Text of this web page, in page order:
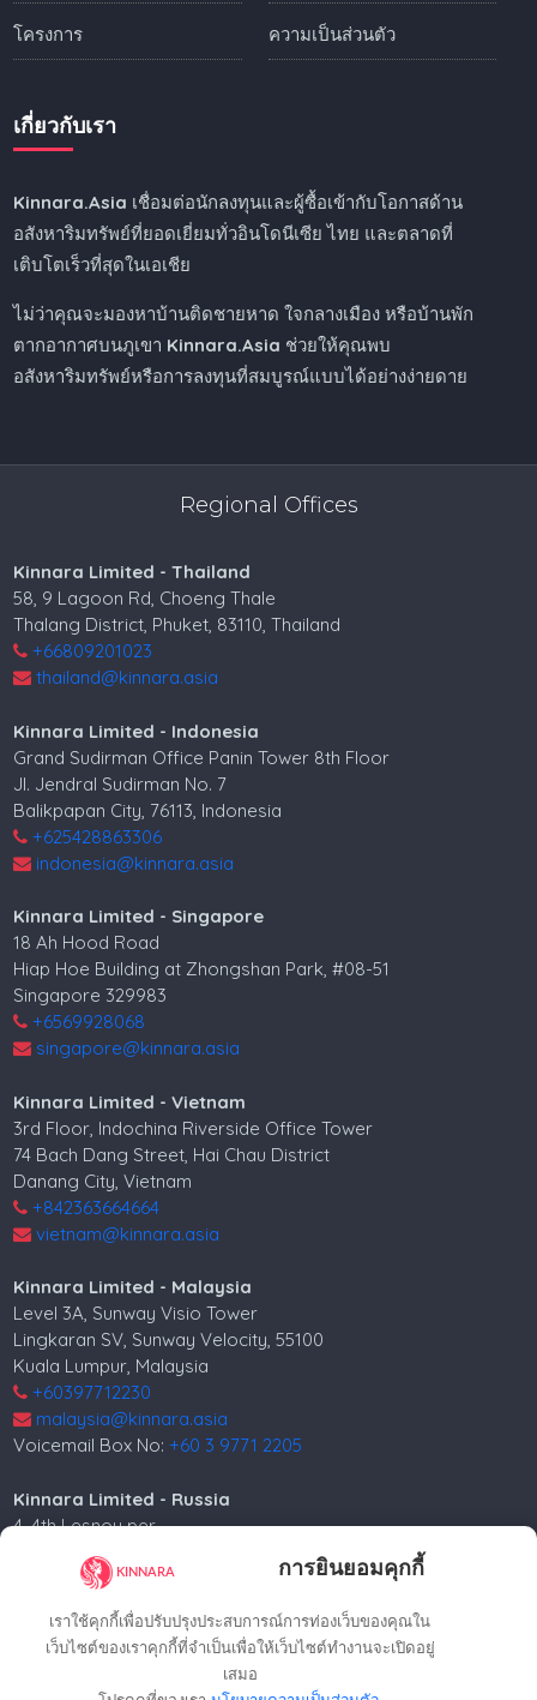
การยินยอมคุกกี้
เราใช้คุกกี้เพื่อปรับปรุงประสบการณ์การท่องเว็บของคุณใน
เว็บไซต์ของเราคุกกี้ที่จำเป็นเพื่อให้เว็บไซต์ทำงานจะเปิดอยู่
เสมอ
โครงการ ความเป็นส่วนตัว
เกี่ยวกับเรา
Kinnara.Asia เชื่อมต่อนักลงทุนและผู้ซื้อเข้ากับโอกาสด้าน
อสังหาริมทรัพย์ที่ยอดเยี่ยมทั่วอินโดนีเซีย ไทย และตลาดที่
เติบโตเร็วที่สุดในเอเชีย
ไม่ว่าคุณจะมองหาบ้านติดชายหาด ใจกลางเมือง หรือบ้านพัก
ตากอากาศบนภูเขา Kinnara.Asia ช่วยให้คุณพบ
อสังหาริมทรัพย์หรือการลงทุนที่สมบูรณ์แบบได้อย่างง่ายดาย
Regional Offices
Kinnara Limited - Thailand
58, 9 Lagoon Rd, Choeng Thale
Thalang District, Phuket, 83110, Thailand
+66809201023
thailand@kinnara.asia
Kinnara Limited - Indonesia
Grand Sudirman Office Panin Tower 8th Floor
Jl. Jendral Sudirman No. 7
Balikpapan City, 76113, Indonesia
+625428863306
indonesia@kinnara.asia
Kinnara Limited - Singapore
18 Ah Hood Road
Hiap Hoe Building at Zhongshan Park, #08-51
Singapore 329983
+6569928068
singapore@kinnara.asia
Kinnara Limited - Vietnam
3rd Floor, Indochina Riverside Office Tower
74 Bach Dang Street, Hai Chau District
Danang City, Vietnam
+842363664664
vietnam@kinnara.asia
Kinnara Limited - Malaysia
Level 3A, Sunway Visio Tower
Lingkaran SV, Sunway Velocity, 55100
Kuala Lumpur, Malaysia
+60397712230
malaysia@kinnara.asia
Voicemail Box No:+60 3 9771 2205
Kinnara Limited - Russia
4, 4th Lesnoy per.
Moscow, 125047, Russia.
+74952258562
russia@kinnara.asia